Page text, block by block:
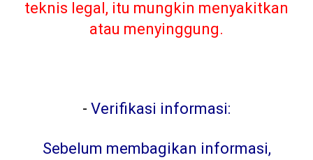
teknis legal, itu mungkin menyakitkan
atau menyinggung.
- Verifikasi informasi:
Sebelum membagikan informasi,